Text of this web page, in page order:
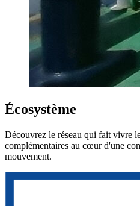
Écosystème
Découvrez le réseau qui fait vivre
complémentaires au cœur d'une
mouvement.